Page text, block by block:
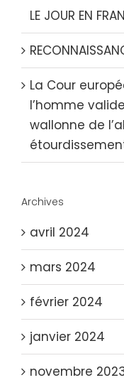
LE JOUR EN
La Cour
l’homme
wallonne de
Archives
avril 2024
mars 2024
février 2024
janvier 2024
novembre